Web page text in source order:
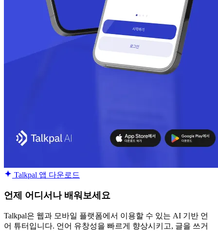
Talkpal 앱 다운로드
언제 어디서나 배워보세요
Talkpal은 웹과 모바일 플랫폼에서 이용할 수 있는 AI 기반 언
어 튜터입니다. 언어 유창성을 빠르게 향상시키고, 글을 쓰거